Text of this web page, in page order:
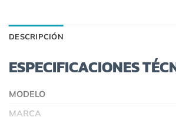
DESCRIPCIÓN
ESPECIFICACIONES
MODELO
MARCA